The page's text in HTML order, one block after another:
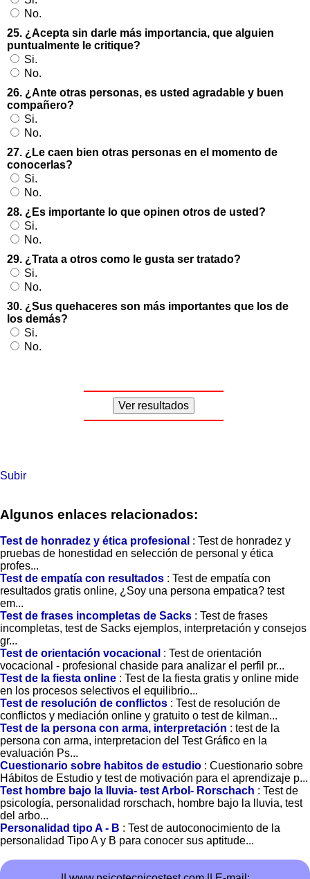
No.
25. ¿Acepta sin darle más importancia, que alguien
puntualmente le critique?
Si.
No.
26. ¿Ante otras personas, es usted agradable y buen
compañero?
Si.
No.
27. ¿Le caen bien otras personas en el momento de
conocerlas?
Si.
No.
28. ¿Es importante lo que opinen otros de usted?
Si.
No.
29. ¿Trata a otros como le gusta ser tratado?
Si.
No.
30. ¿Sus quehaceres son más importantes que los de
los demás?
Si.
No.
Subir
Algunos enlaces relacionados:
Test de honradez y ética profesional : Test de honradez y
pruebas de honestidad en selección de personal y ética
profes...
Test de empatía con resultados : Test de empatía con
resultados gratis online, ¿Soy una persona empatica? test
em...
Test de frases incompletas de Sacks : Test de frases
incompletas, test de Sacks ejemplos, interpretación y consejos
gr...
Test de orientación vocacional : Test de orientación
vocacional - profesional chaside para analizar el perfil pr...
Test de la fiesta online : Test de la fiesta gratis y online mide
en los procesos selectivos el equilibrio...
Test de resolución de conflictos : Test de resolución de
conflictos y mediación online y gratuito o test de kilman...
Test de la persona con arma, interpretación : test de la
persona con arma, interpretacion del Test Gráfico en la
evaluación Ps...
Cuestionario sobre habitos de estudio : Cuestionario sobre
Hábitos de Estudio y test de motivación para el aprendizaje p...
Test hombre bajo la lluvia- test Arbol- Rorschach : Test de
psicología, personalidad rorschach, hombre bajo la lluvia, test
del arbo...
Personalidad tipo A - B : Test de autoconocimiento de la
personalidad Tipo A y B para conocer sus aptitude...